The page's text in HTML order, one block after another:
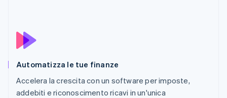
Automatizza le tue finanze
Accelera la crescita con un software per imposte,
addebiti e riconoscimento ricavi in un'unica
English
Singapore
Slovacchia
English
Slovenia